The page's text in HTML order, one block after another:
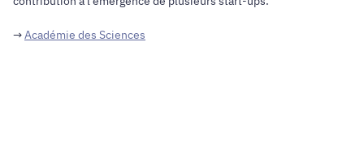
→Académie des Sciences